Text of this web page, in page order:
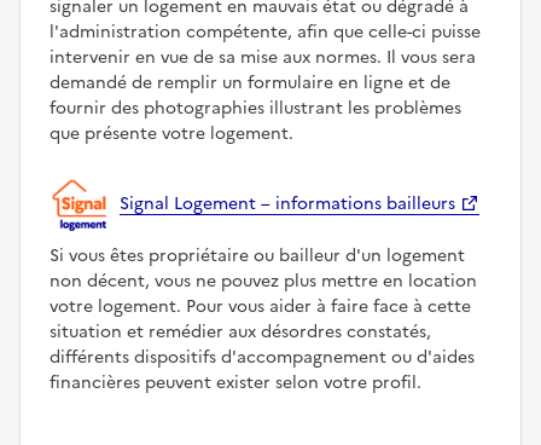
signaler un logement en mauvais état ou dégradé à
l'administration compétente, afin que celle-ci puisse
intervenir en vue de sa mise aux normes. Il vous sera
demandé de remplir un formulaire en ligne et de
fournir des photographies illustrant les problèmes
que présente votre logement.
Signal Logement – informations bailleurs
Si vous êtes propriétaire ou bailleur d'un logement
non décent, vous ne pouvez plus mettre en location
votre logement. Pour vous aider à faire face à cette
situation et remédier aux désordres constatés,
différents dispositifs d'accompagnement ou d'aides
financières peuvent exister selon votre profil.